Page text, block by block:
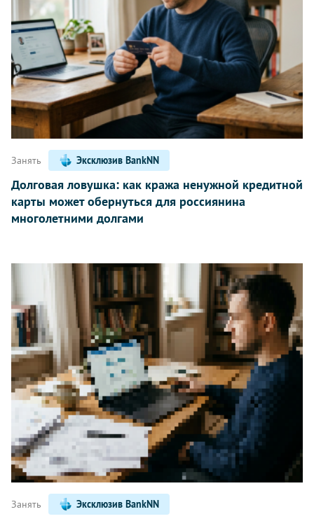
Занять Эксклюзив BankNN
Долговая ловушка: как кража ненужной кредитной
карты может обернуться для россиянина
многолетними долгами
Занять Эксклюзив BankNN